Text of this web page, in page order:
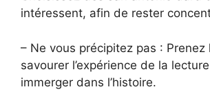
intéressent, afin de rester
– Ne vous précipitez pas : Prenez
savourer l’expérience de la
immerger dans l’histoire.